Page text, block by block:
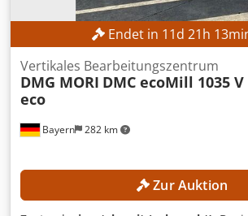
Endet in 11d 21h 13
Bayern 282 km
Vertikales Bearbeitungszentrum
DMG MORI DMC ecoMill 1035 V
eco
Zur Auktion